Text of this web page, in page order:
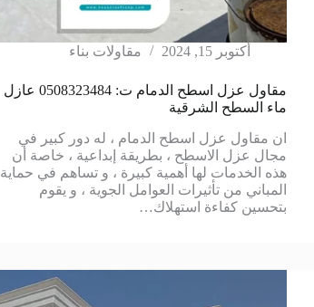
أكتوبر 15, 2024 مقاولات بناء
مقاول عزل اسطح الدمام ت: 0508323484 عازل
ماء السطح الشرقية
ان مقاول عزل اسطح الدمام ، له دور كبير في
مجال عزل الاسطح ، بطريقة إبداعية ، خاصة أن
هذه الخدمات لها أهمية كبيرة ، و تساهم في حماية
المباني من تأثيرات العوامل الجوية ، و يقوم
بتحسين كفاءة استهلاك…